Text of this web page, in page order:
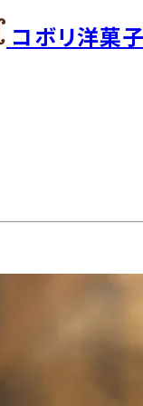
コボリ洋菓